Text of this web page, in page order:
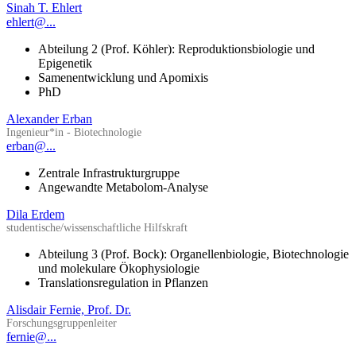
Sinah T. Ehlert
ehlert@...
Abteilung 2 (Prof. Köhler): Reproduktionsbiologie und
Epigenetik
Samenentwicklung und Apomixis
PhD
Alexander Erban
Ingenieur*in - Biotechnologie
erban@...
Zentrale Infrastrukturgruppe
Angewandte Metabolom-Analyse
Dila Erdem
studentische/wissenschaftliche Hilfskraft
Abteilung 3 (Prof. Bock): Organellenbiologie, Biotechnologie
und molekulare Ökophysiologie
Translationsregulation in Pflanzen
Alisdair Fernie, Prof. Dr.
Forschungsgruppenleiter
fernie@...